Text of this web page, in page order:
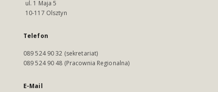
ul. 1 Maja 5
10-117 Olsztyn
Telefon
089 524 90 32 (sekretariat)
089 524 90 48 (Pracownia Regionalna)
E-Mail